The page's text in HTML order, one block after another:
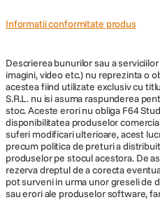
Informatii conformitate produs
Descrierea bunurilor sau a
imagini, video etc.) nu reprezinta o
acestea fiind utilizate exclusiv cu
S.R.L. nu isi asuma raspunderea
stoc. Aceste erori nu obliga F64
disponibilitatea produselor
suferi modificari ulterioare, acest
precum politica de preturi a
produselor pe stocul acestora. De
rezerva dreptul de a corecta
pot surveni in urma unor greseli de
sau erori ale produselor software,